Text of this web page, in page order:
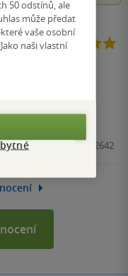
vesměs velmi
2025, 9788027612642
50 odstínů, ale
může předat
vaše osobní
naši vlastní